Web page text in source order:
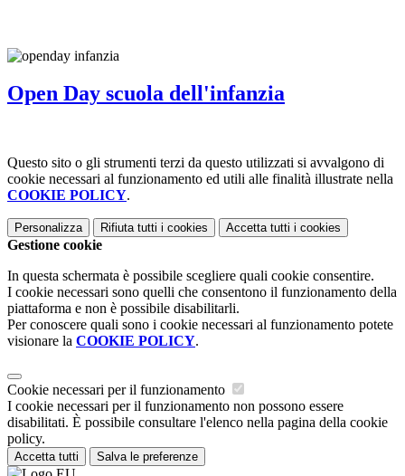
Open Day scuola dell'infanzia
Questo sito o gli strumenti terzi da questo utilizzati si avvalgono di
cookie necessari al funzionamento ed utili alle finalità illustrate nella
COOKIE POLICY.
Personalizza Rifiuta tutti i cookies Accetta tutti i cookies
Gestione cookie
In questa schermata è possibile scegliere quali cookie consentire.
I cookie necessari sono quelli che consentono il funzionamento della
piattaforma e non è possibile disabilitarli.
Per conoscere quali sono i cookie necessari al funzionamento potete
visionare la COOKIE POLICY.
Cookie necessari per il funzionamento
I cookie necessari per il funzionamento non possono essere
disabilitati. È possibile consultare l'elenco nella pagina della cookie
policy.
Accetta tutti Salva le preferenze